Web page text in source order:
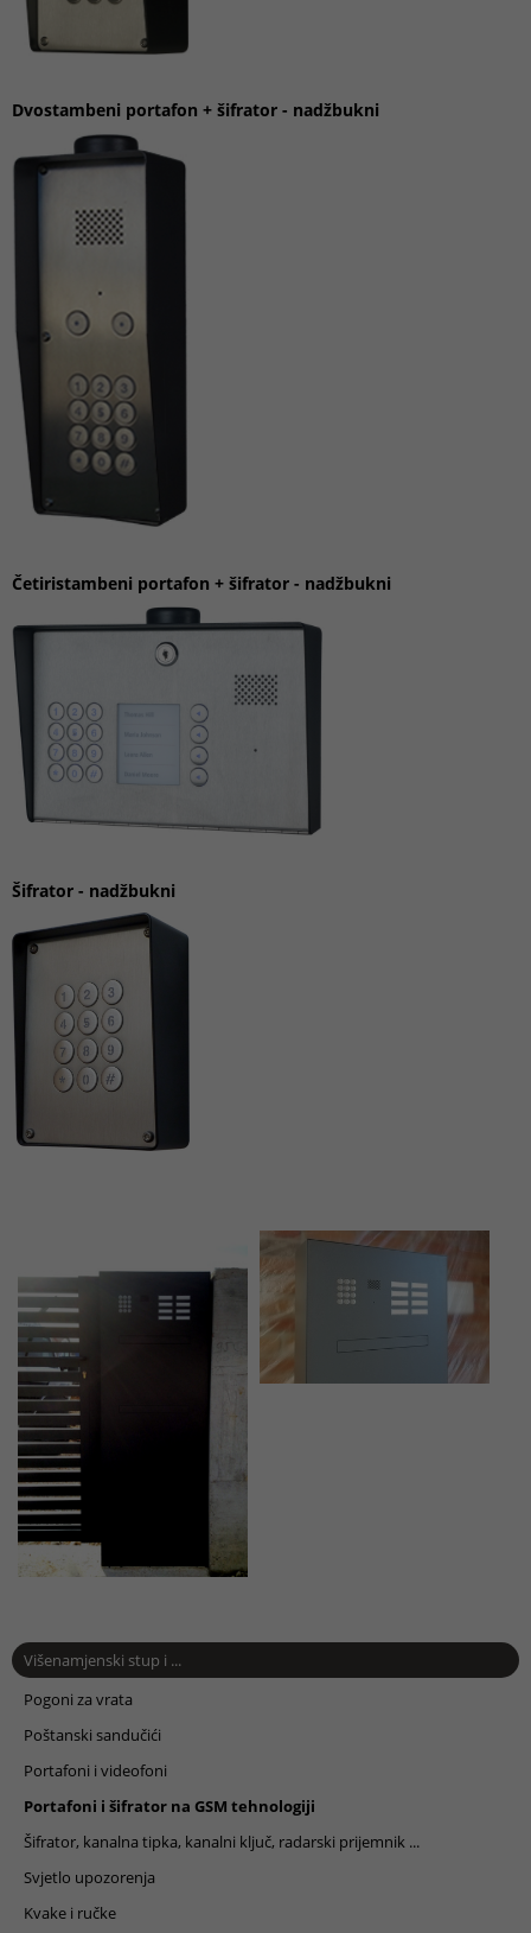
Višenamjenski stup i ...
Pogoni za vrata
Poštanski sandučići
Portafoni i videofoni
Portafoni i šifrator na GSM tehnologiji
Šifrator, kanalna tipka, kanalni ključ, radarski prijemnik ...
Svjetlo upozorenja
Kvake i ručke
Dvostambeni portafon + šifrator - nadžbukni
Četiristambeni portafon + šifrator - nadžbukni
Šifrator - nadžbukni